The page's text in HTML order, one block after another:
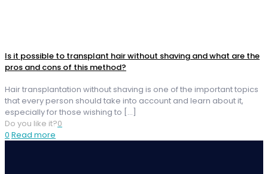
Is it possible to transplant hair without shaving and what are the
pros and cons of this method?
Hair transplantation without shaving is one of the important topics
that every person should take into account and learn about it,
especially for those wishing to […]
Do you like it?0
0 Read more